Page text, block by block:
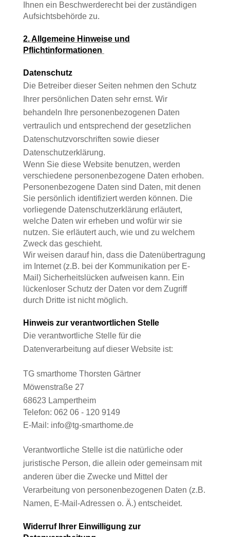
Ihnen ein Beschwerderecht bei der zuständigen
Aufsichtsbehörde zu.
2. Allgemeine Hinweise und
Pflichtinformationen
Datenschutz
Die Betreiber dieser Seiten nehmen den Schutz
Ihrer persönlichen Daten sehr ernst. Wir
behandeln Ihre personenbezogenen Daten
vertraulich und entsprechend der gesetzlichen
Datenschutzvorschriften sowie dieser
Datenschutzerklärung.
Wenn Sie diese Website benutzen, werden
verschiedene personenbezogene Daten erhoben.
Personenbezogene Daten sind Daten, mit denen
Sie persönlich identifiziert werden können. Die
vorliegende Datenschutzerklärung erläutert,
welche Daten wir erheben und wofür wir sie
nutzen. Sie erläutert auch, wie und zu welchem
Zweck das geschieht.
Wir weisen darauf hin, dass die Datenübertragung
im Internet (z.B. bei der Kommunikation per E-
Mail) Sicherheitslücken aufweisen kann. Ein
lückenloser Schutz der Daten vor dem Zugriff
durch Dritte ist nicht möglich.
Hinweis zur verantwortlichen Stelle
Die verantwortliche Stelle für die
Datenverarbeitung auf dieser Website ist:
TG smarthome Thorsten Gärtner
Möwenstraße 27
68623 Lampertheim
Telefon: 062 06 - 120 9149
E-Mail: info@tg-smarthome.de
Verantwortliche Stelle ist die natürliche oder
juristische Person, die allein oder gemeinsam mit
anderen über die Zwecke und Mittel der
Verarbeitung von personenbezogenen Daten (z.B.
Namen, E-Mail-Adressen o. Ä.) entscheidet.
Widerruf Ihrer Einwilligung zur